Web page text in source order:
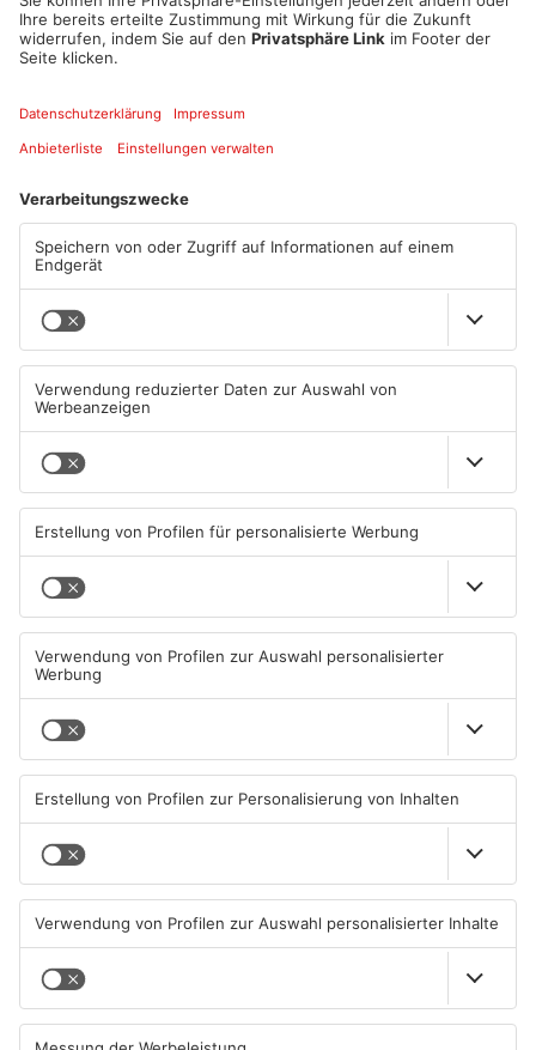
Mehr aus
Aschaffenburg
TOPNEWS
Große Baustelle in
Aschaffenburger Innenstadt
beendet
05.08.2026, 06:40 UHR IN
ASCHAFFENBURG
Feuerwerk löst wohl Brand in
04.08.2026, 13:21 UHR IN
ASCHAFFENBURG
TOPNEWS
Aschaffenburg: Prozess um
schweren E-Scooter-Raub
04.08.2026, 06:36 UHR IN
AB: Sperrmüllpresse brennt